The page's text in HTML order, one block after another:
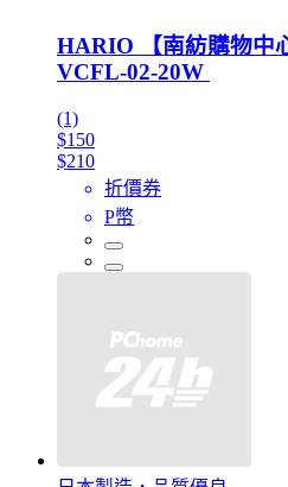
HARIO 【南紡購物中
VCFL-02-20W
(1)
$150
$210
折價券
P幣